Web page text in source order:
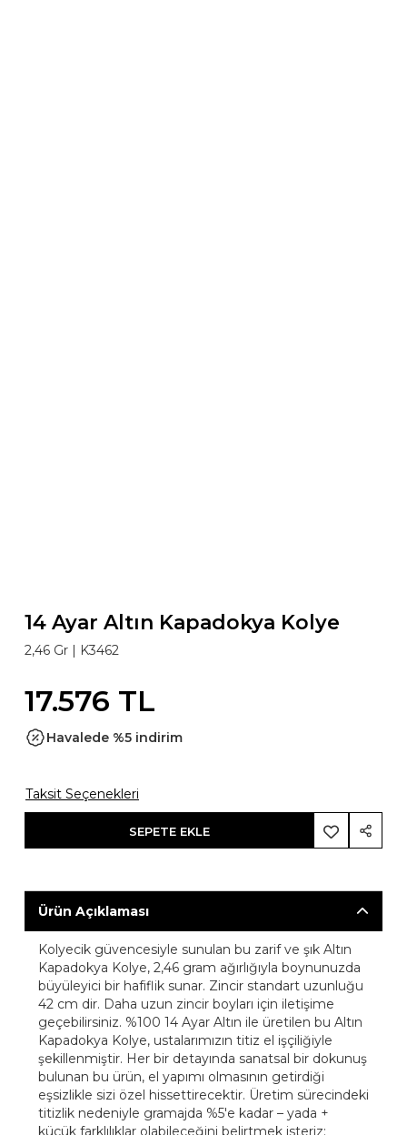
14 Ayar Altın Kapadokya Kolye
2,46 Gr | K3462
17.576 TL
Havalede %5 indirim
Taksit Seçenekleri
SEPETE EKLE
Ürün Açıklaması
Kolyecik güvencesiyle sunulan bu zarif ve şık Altın
Kapadokya Kolye, 2,46 gram ağırlığıyla boynunuzda
büyüleyici bir hafiflik sunar. Zincir standart uzunluğu
42 cm dir. Daha uzun zincir boyları için iletişime
geçebilirsiniz. %100 14 Ayar Altın ile üretilen bu Altın
Kapadokya Kolye, ustalarımızın titiz el işçiliğiyle
şekillenmiştir. Her bir detayında sanatsal bir dokunuş
bulunan bu ürün, el yapımı olmasının getirdiği
eşsizlikle sizi özel hissettirecektir. Üretim sürecindeki
titizlik nedeniyle gramajda %5'e kadar – yada +